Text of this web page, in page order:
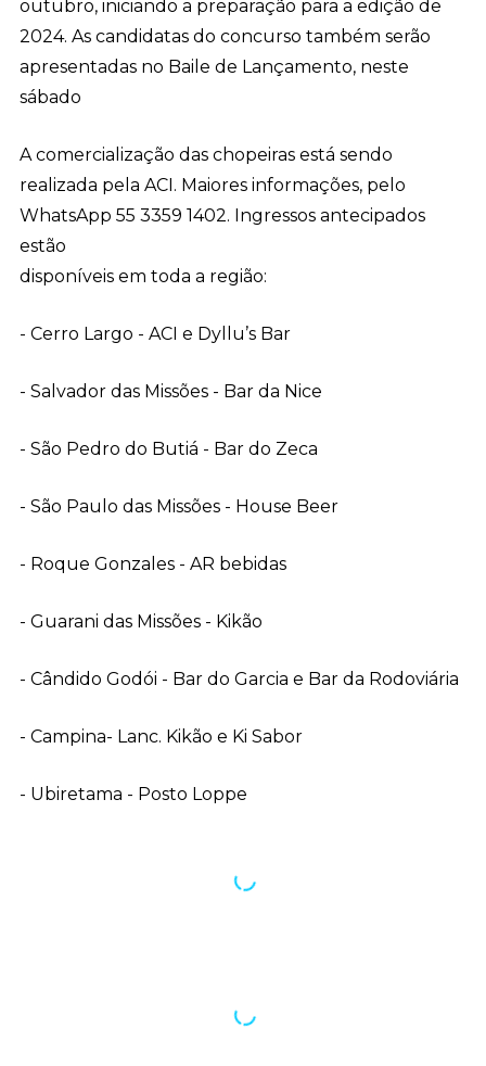
outubro, iniciando a preparação para a edição de
2024. As candidatas do concurso também serão
apresentadas no Baile de Lançamento, neste
sábado
A comercialização das chopeiras está sendo
realizada pela ACI. Maiores informações, pelo
WhatsApp 55 3359 1402. Ingressos antecipados
estão
disponíveis em toda a região:
- Cerro Largo - ACI e Dyllu’s Bar
- Salvador das Missões - Bar da Nice
- São Pedro do Butiá - Bar do Zeca
- São Paulo das Missões - House Beer
- Roque Gonzales - AR bebidas
- Guarani das Missões - Kikão
- Cândido Godói - Bar do Garcia e Bar da Rodoviária
- Campina- Lanc. Kikão e Ki Sabor
- Ubiretama - Posto Loppe